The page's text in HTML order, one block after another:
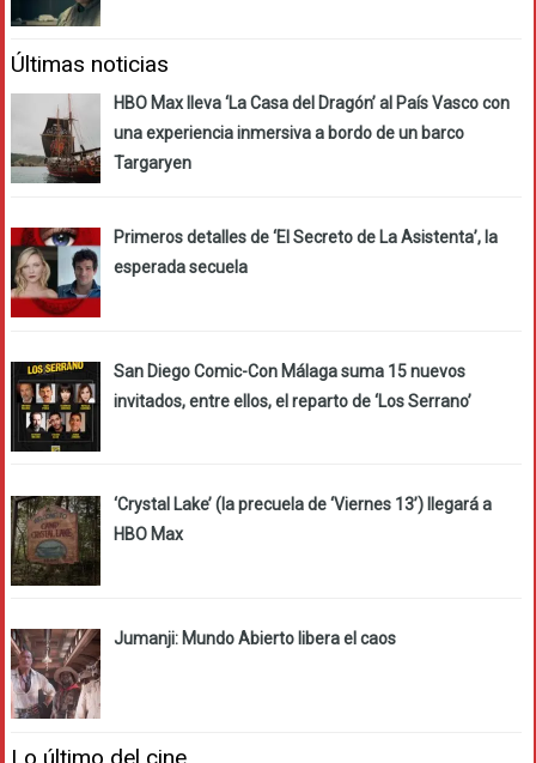
Últimas noticias
HBO Max lleva ‘La Casa del Dragón’ al País Vasco con
una experiencia inmersiva a bordo de un barco
Targaryen
Primeros detalles de ‘El Secreto de La Asistenta’, la
esperada secuela
San Diego Comic-Con Málaga suma 15 nuevos
invitados, entre ellos, el reparto de ‘Los Serrano’
‘Crystal Lake’ (la precuela de ‘Viernes 13’) llegará a
HBO Max
Jumanji: Mundo Abierto libera el caos
Lo último del cine